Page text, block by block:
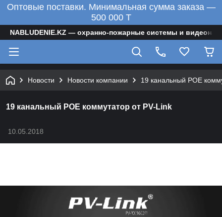
Оптовые поставки. Минимальная сумма заказа —
500 000 T
NABLUDENIE.KZ — охранно-пожарные системы и
Новости Новости компании 19 канальный POE
19 канальный POE коммутатор от PV-Link
10.05.2018